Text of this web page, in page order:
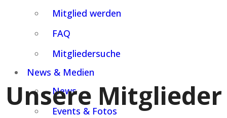
Mitglied werden
FAQ
Mitgliedersuche
News & Medien
News
Events & Fotos
Unsere Mitglieder